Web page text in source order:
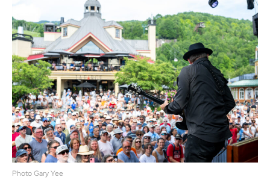
Photo Gary Yee